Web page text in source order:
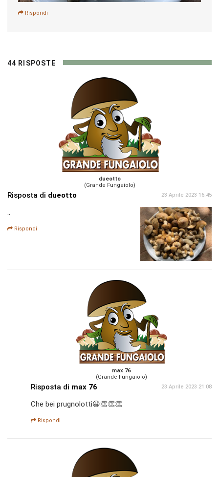
Rispondi
44 RISPOSTE
dueotto
(Grande Fungaiolo)
Risposta di dueotto 23 Aprile 2023 16:45
..
Rispondi
max 76
(Grande Fungaiolo)
Risposta di max 76 23 Aprile 2023 21:08
Che bei prugnolotti😀👏👏👏
Rispondi